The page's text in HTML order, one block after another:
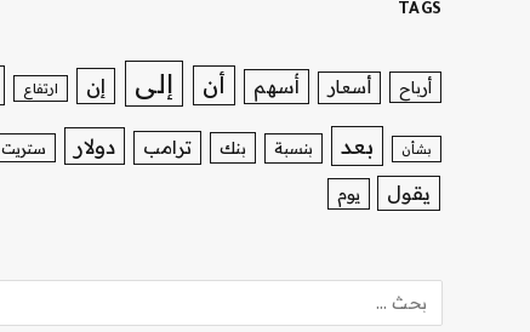
TAGS
أرباح أسعار أسهم أن إلى إن ارتفاع
بشأن بعد بنسبة بنك ترامب دولار ستريت
يقول يوم